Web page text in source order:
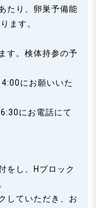
たり、卵巣予備能
ます。
す。検体持参の予
にお願いいた
にお電話にて
をし、Hブロック
していただき、お